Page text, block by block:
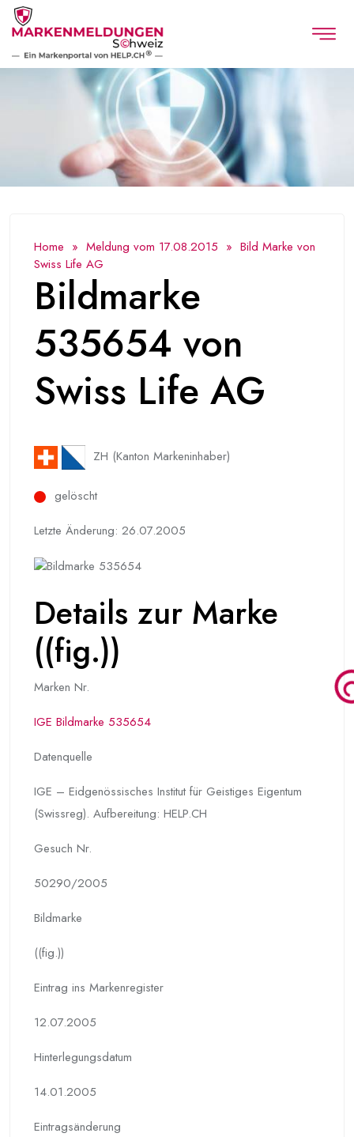
Home » Meldung vom 17.08.2015 » Bild Marke von
Swiss Life AG
Bildmarke
535654 von
Swiss Life AG
ZH (Kanton Markeninhaber)
gelöscht
Letzte Änderung: 26.07.2005
Details zur Marke
((fig.))
Marken Nr.
IGE Bildmarke 535654
Datenquelle
IGE – Eidgenössisches Institut für Geistiges Eigentum
(Swissreg). Aufbereitung: HELP.CH
Gesuch Nr.
50290/2005
Bildmarke
((fig.))
Eintrag ins Markenregister
12.07.2005
Hinterlegungs­datum
14.01.2005
Eintragsänderung